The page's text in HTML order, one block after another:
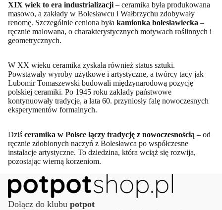
XIX wiek to era industrializacji – ceramika była produkowana
masowo, a zakłady w Bolesławcu i Wałbrzychu zdobywały
renomę. Szczególnie ceniona była kamionka bolesławiecka –
ręcznie malowana, o charakterystycznych motywach roślinnych i
geometrycznych.
W XX wieku ceramika zyskała również status sztuki.
Powstawały wyroby użytkowe i artystyczne, a twórcy tacy jak
Lubomir Tomaszewski budowali międzynarodową pozycję
polskiej ceramiki. Po 1945 roku zakłady państwowe
kontynuowały tradycje, a lata 60. przyniosły falę nowoczesnych
eksperymentów formalnych.
Dziś ceramika w Polsce łączy tradycję z nowoczesnością – od
ręcznie zdobionych naczyń z Bolesławca po współczesne
instalacje artystyczne. To dziedzina, która wciąż się rozwija,
pozostając wierną korzeniom.
Dołącz do klubu potpot